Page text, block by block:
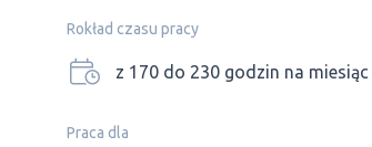
Rokład czasu pracy
z 170 do 230 godzin na miesiąc
Praca dla